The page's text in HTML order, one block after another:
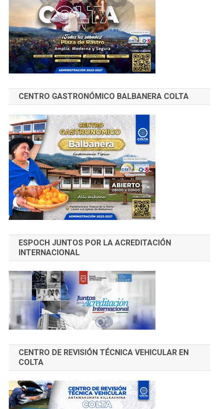
CENTRO GASTRONÓMICO BALBANERA COLTA
ESPOCH JUNTOS POR LA ACREDITACIÓN
INTERNACIONAL
CENTRO DE REVISIÓN TÉCNICA VEHICULAR EN
COLTA